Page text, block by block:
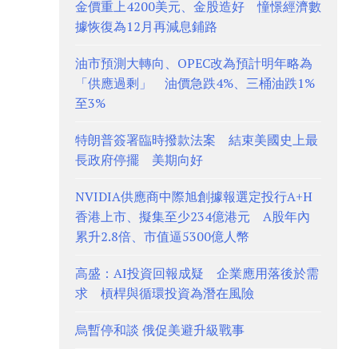
金價重上4200美元、金股造好 憧憬經濟數
據恢復為12月再減息鋪路
油市預測大轉向、OPEC改為預計明年略為
「供應過剩」 油價急跌4%、三桶油跌1%
至3%
特朗普簽署臨時撥款法案 結束美國史上最
長政府停擺 美期向好
NVIDIA供應商中際旭創據報選定投行A+H
香港上市、擬集至少234億港元 A股年內
累升2.8倍、市值逼5300億人幣
高盛：AI投資回報成疑 企業應用落後於需
求 槓桿與循環投資為潛在風險
烏暫停和談 俄促美避升級戰事